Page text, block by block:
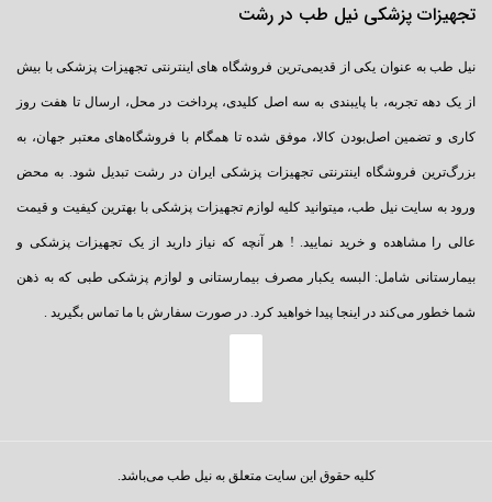
تجهیزات پزشکی نیل طب در رشت
نیل طب به عنوان یکی از قدیمی‌ترین فروشگاه های اینترنتی تجهیزات پزشکی با بیش
از یک دهه تجربه، با پایبندی به سه اصل کلیدی، پرداخت در محل، ارسال تا هفت روز
کاری و تضمین اصل‌بودن کالا، موفق شده تا همگام با فروشگاه‌های معتبر جهان، به
بزرگ‌ترین فروشگاه اینترنتی تجهیزات پزشکی ایران در رشت تبدیل شود. به محض
ورود به سایت نیل طب، میتوانید کلیه لوازم تجهیزات پزشکی با بهترین کیفیت و قیمت
عالی را مشاهده و خرید نمایید. ! هر آنچه که نیاز دارید از یک تجهیزات پزشکی و
بیمارستانی شامل: البسه یکبار مصرف بیمارستانی و لوازم پزشکی طبی که به ذهن
شما خطور می‌کند در اینجا پیدا خواهید کرد. در صورت سفارش با ما تماس بگیرید .
کلیه حقوق این سایت متعلق به نیل طب می‌باشد.